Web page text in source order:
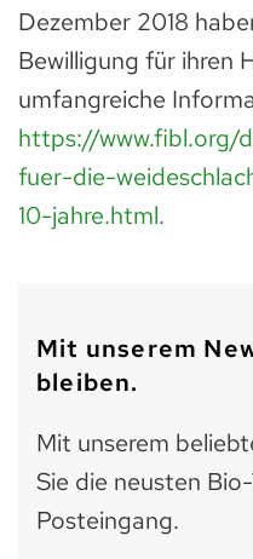
Dezember 2018
Bewilligung für ihren
umfangreiche
https://www.fibl.org/
fuer-die-
10-jahre.html.
Mit unserem
bleiben.
Mit unserem
Sie die neusten
Posteingang.